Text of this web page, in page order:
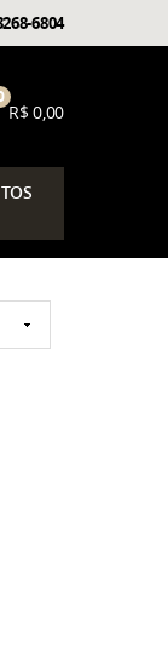
6804
R$ 0,00